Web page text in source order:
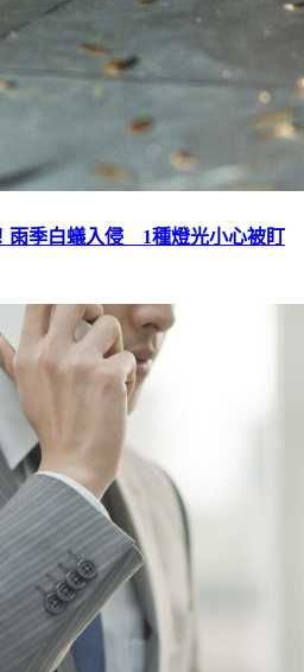
雨季白蟻入侵 1種燈光小心被盯